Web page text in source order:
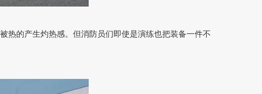
热的产生灼热感。但消防员们即使是演练也把装备一件不